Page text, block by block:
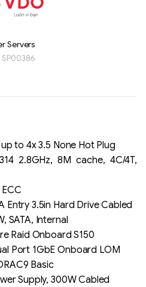
Servers
SP00386
to 4x 3.5 None Hot Plug
2.8GHz, 8M cache, 4C/4T,
Entry 3.5in Hard Drive Cabled
SATA, Internal
Raid Onboard S150
Port 1GbE Onboard LOM
Basic
Supply, 300W Cabled